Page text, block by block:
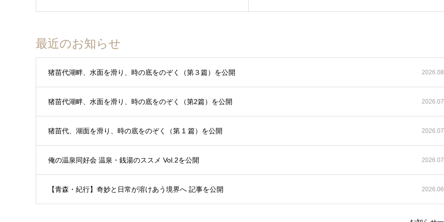
最近のお知らせ
猪苗代湖畔、水面を滑り、時の底をのぞく（第３篇）を公開
猪苗代湖畔、水面を滑り、時の底をのぞく（第2篇）を公開
猪苗代、湖面を滑り、時の底をのぞく（第 1 篇）を公開
俺の温泉同好会 温泉・銭湯のススメ Vol.2を公開
【青森・紀行】奇妙と日常が溶けあう境界へ 記事を公開